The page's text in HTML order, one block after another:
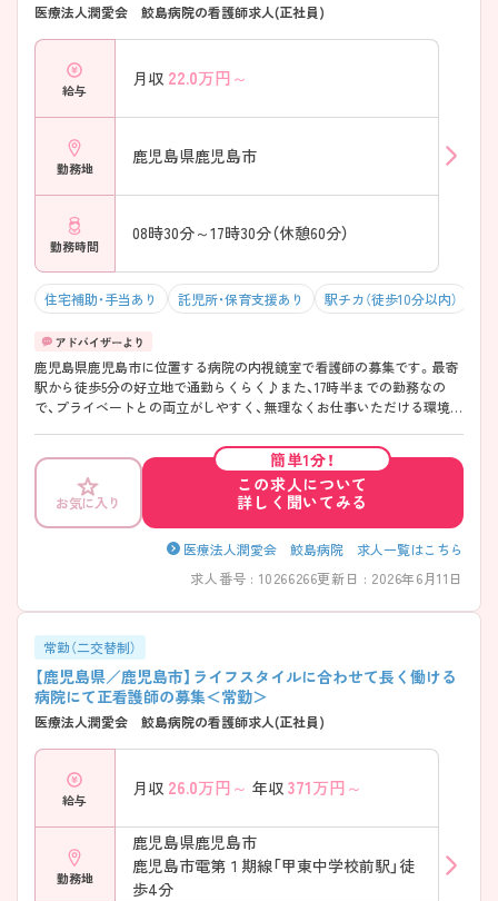
医療法人潤愛会 鮫島病院の看護師求人(正社員)
給与
月収 22.0万円～
勤務地
鹿児島県鹿児島市
勤務時間
08時30分～17時30分（休憩60分）
住宅補助・手当あり 託児所・保育支援あり 駅チカ（徒歩10分以内）
鹿児島県鹿児島市に位置する病院の内視鏡室で看護師の募集です。最寄
駅から徒歩5分の好立地で通勤らくらく♪また、17時半までの勤務なの
で、プライベートとの両立がしやすく、無理なくお仕事いただける環境で
お気に入り
簡単1分！
この求人について
詳しく聞いてみる
医療法人潤愛会 鮫島病院 求人一覧はこちら
求人番号 : 10266266更新日 : 2026年6月11日
常勤（二交替制）
【鹿児島県／鹿児島市】ライフスタイルに合わせて長く働ける
病院にて正看護師の募集＜常勤＞
医療法人潤愛会 鮫島病院の看護師求人(正社員)
給与
月収 26.0万円～ 年収 371万円～
勤務地
鹿児島県鹿児島市
鹿児島市電第１期線「甲東中学校前駅」徒
歩4分